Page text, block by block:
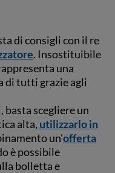
di consigli con il re
. Insostituibile
una
di tutti grazie agli
basta scegliere un
alta, utilizzarlo in
un'offerta
è possibile
bolletta e